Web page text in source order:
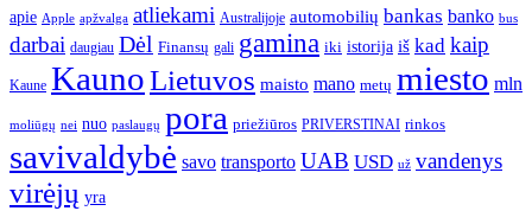
apie Apple apžvalga atliekami Australijoje automobilių bankas banko bus
darbai daugiau Dėl Finansų gali gamina iki istorija iš kad kaip
Kaune KaunoLietuvos maisto mano metų miesto mln
moliūgų nei nuo paslaugų pora priežiūros PRIVERSTINAI rinkos
savivaldybė savo transporto UAB USD už vandenys
virėjų yra